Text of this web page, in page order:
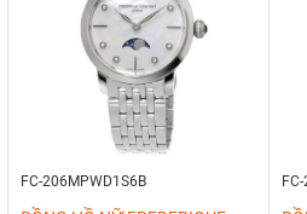
FC-206MPWD1S6B